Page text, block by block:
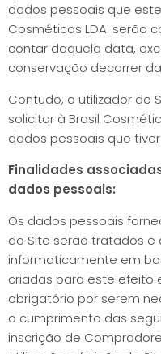
dados pessoais que
Cosméticos LDA. serão
contar daquela data,
conservação decorrer
Contudo, o utilizador do
solicitar à Brasil
dados pessoais que
Finalidades
dados pessoais:
Os dados pessoais
do Site serão tratados e
informaticamente em
criadas para este efeito
obrigatório por serem
o cumprimento das
inscrição de